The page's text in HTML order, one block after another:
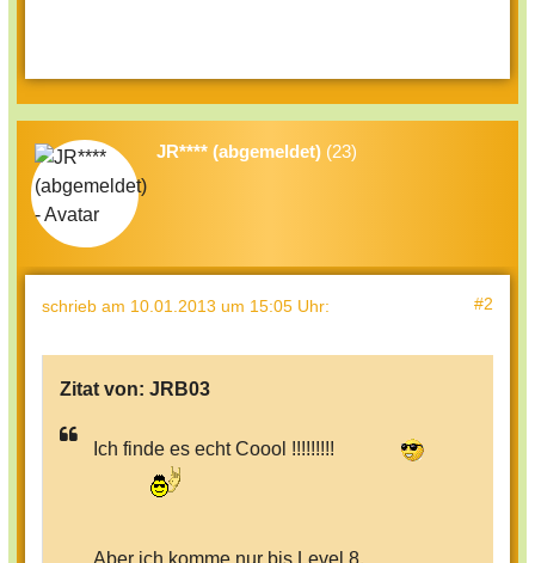
JR**** (abgemeldet) (23)
schrieb am 10.01.2013 um 15:05 Uhr: #2
Zitat von: JRB03
Ich finde es echt Coool !!!!!!!!!